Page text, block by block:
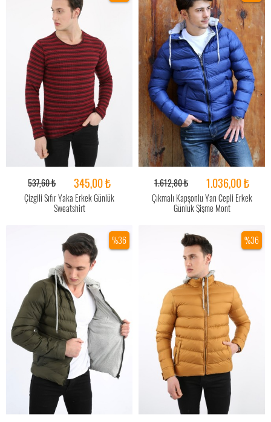
537,60 ₺ 345,00 ₺
Çizgili Sıfır Yaka Erkek Günlük
Sweatshirt
1.612,80 ₺ 1.036,00 ₺
Çıkmalı Kapşonlu Yan Cepli Erkek
Günlük Şişme Mont
%36 %36